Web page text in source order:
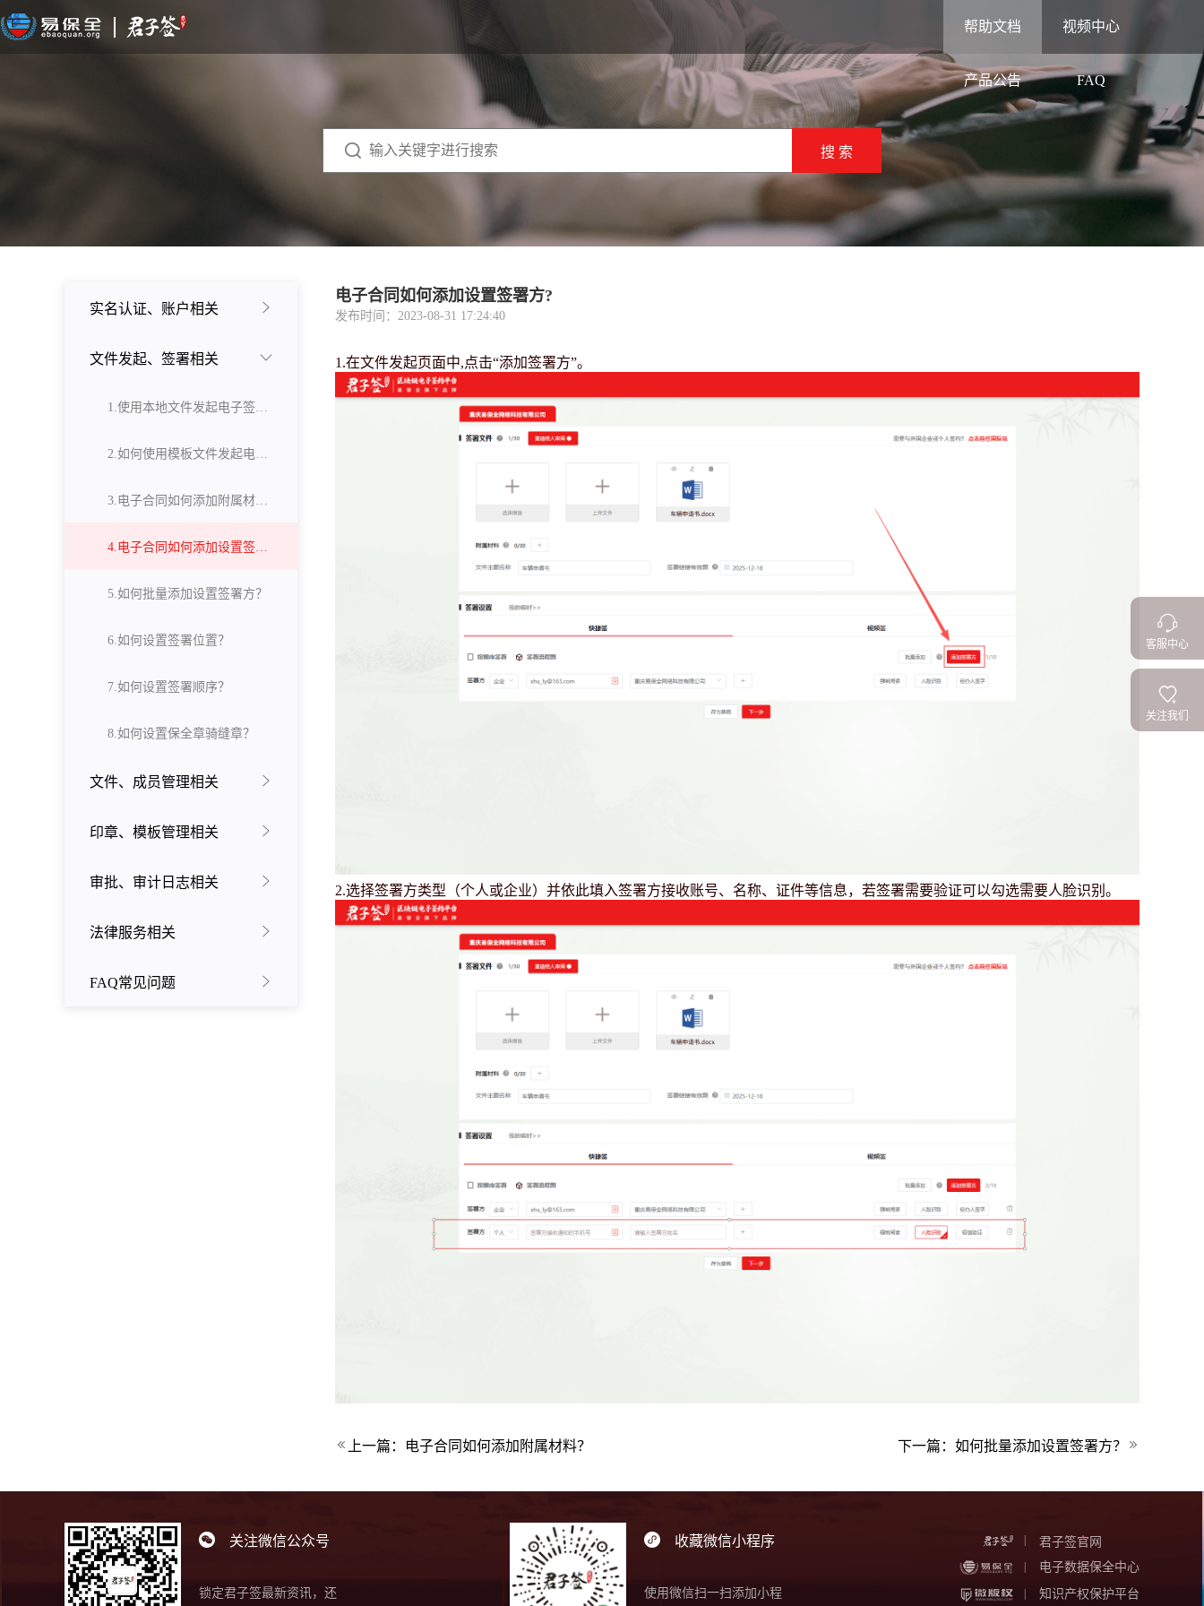
帮助文档 视频中心
产品公告 FAQ
搜 索
实名认证、账户相关
文件发起、签署相关
1.使用本地文件发起电子签约？
2.如何使用模板文件发起电子签约？
3.电子合同如何添加附属材料？
4.电子合同如何添加设置签署方?
5.如何批量添加设置签署方？
6.如何设置签署位置？
7.如何设置签署顺序？
8.如何设置保全章骑缝章？
文件、成员管理相关
印章、模板管理相关
审批、审计日志相关
法律服务相关
FAQ常见问题
电子合同如何添加设置签署方?
发布时间：2023-08-31 17:24:40
1.在文件发起页面中,点击“添加签署方”。
2.选择签署方类型（个人或企业）并依此填入签署方接收账号、名称、证件等信息，若签署需要验证可以勾选需要人脸识别。
上一篇： 电子合同如何添加附属材料？ 下一篇： 如何批量添加设置签署方？
客服中心
关注我们
关注微信公众号
锁定君子签最新资讯，还
收藏微信小程序
使用微信扫一扫添加小程
君子签官网
电子数据保全中心
知识产权保护平台